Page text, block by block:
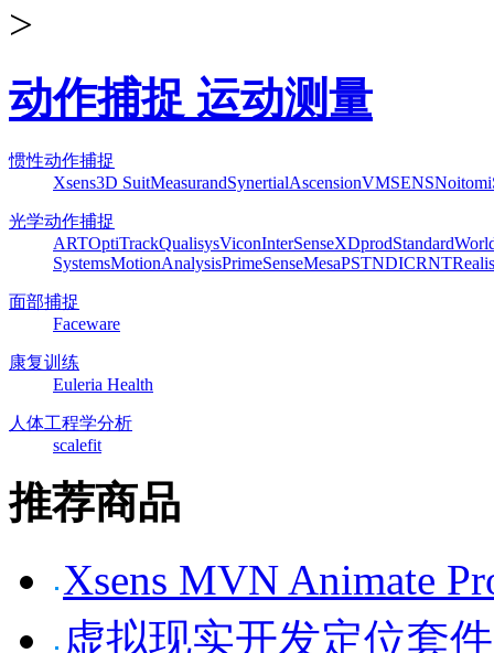
>
动作捕捉 运动测量
惯性动作捕捉
Xsens3D SuitMeasurandSynertialAscensionVMSENSNoitom
光学动作捕捉
ARTOptiTrackQualisysViconInterSenseXDprodStandard
SystemsMotionAnalysisPrimeSenseMesaPSTNDICRNTRealis
面部捕捉
Faceware
康复训练
Euleria Health
人体工程学分析
scalefit
推荐商品
Xsens MVN Animate
虚拟现实开发定位套件